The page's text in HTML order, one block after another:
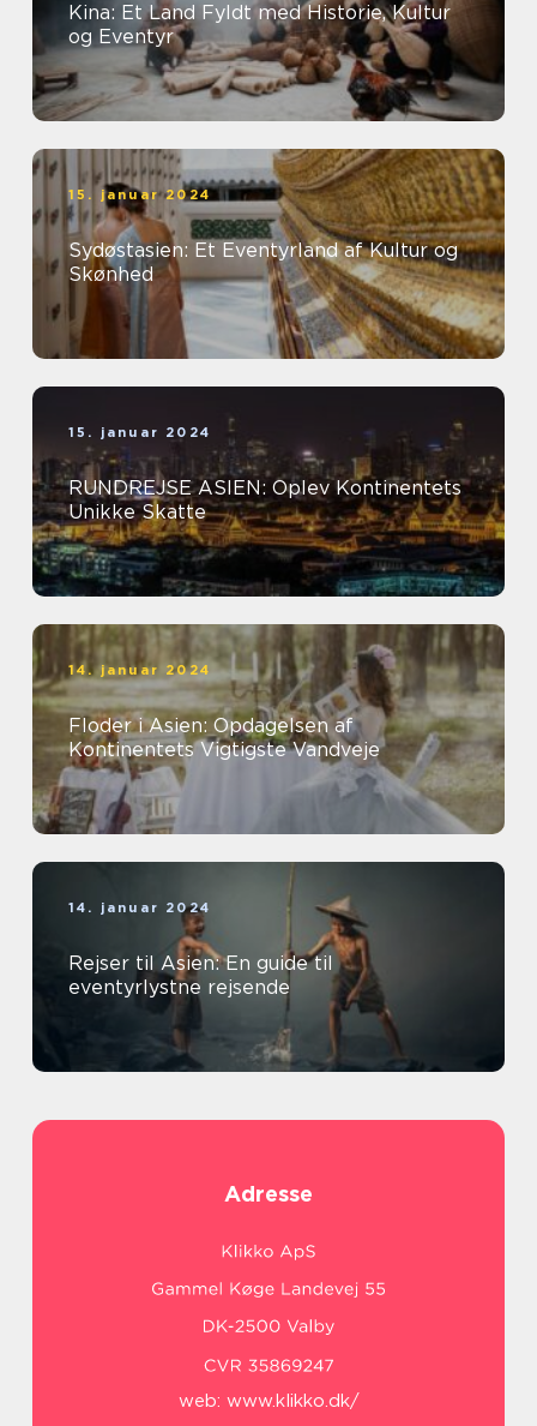
Kina: Et Land Fyldt med Historie, Kultur
og Eventyr
15. januar 2024
Sydøstasien: Et Eventyrland af Kultur og
Skønhed
15. januar 2024
RUNDREJSE ASIEN: Oplev Kontinentets
Unikke Skatte
14. januar 2024
Floder i Asien: Opdagelsen af
Kontinentets Vigtigste Vandveje
14. januar 2024
Rejser til Asien: En guide til
eventyrlystne rejsende
Adresse
web: www.klikko.dk/